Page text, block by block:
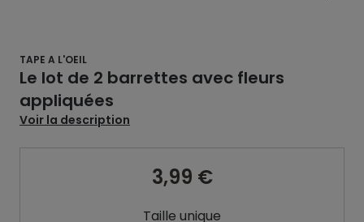
TAPE A L'OEIL
Le lot de 2 barrettes avec fleurs
appliquées
Voir la description
3,99 €
Taille unique